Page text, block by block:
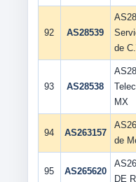
92 AS28539
de
93 AS28538
MX
94 AS263157
de
95 AS265620
DE